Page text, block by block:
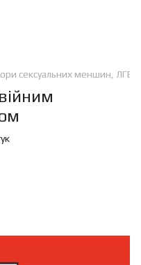
сексуальних меншин, ЛГБТ